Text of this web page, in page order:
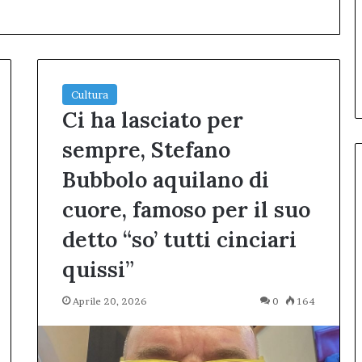
Cultura
Ci ha lasciato per
sempre, Stefano
Bubbolo aquilano di
cuore, famoso per il suo
detto “so’ tutti cinciari
quissi”
Aprile 20, 2026 0 164
bilancio 2025.
un
dell’Afm
pubblico della
idee
a
un
aperitivo»
–
«Le idee migliori nascono
primo Inno-Talk conquista
L’Aquila: sala gremita per il